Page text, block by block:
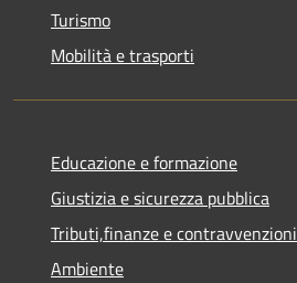
Turismo
Mobilità e trasporti
Educazione e formazione
Giustizia e sicurezza pubblica
Tributi,finanze e contravvenzioni
Ambiente